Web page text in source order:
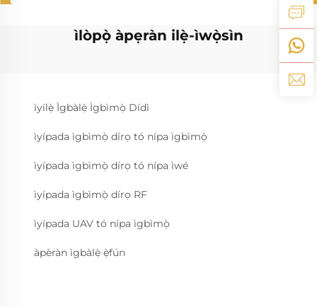
ìlòpọ̀ àpẹràn ilẹ̀-ìwọ̀sìn
ìyílẹ̀ Ìgbàlẹ̀ Ìgbìmọ̀ Dídì
ìyípada ìgbìmọ̀ dírọ tó nípa ìgbìmọ̀
ìyípada ìgbìmọ̀ dírọ tó nípa ìwé
ìyípada ìgbìmọ̀ dírọ RF
ìyípada UAV tó nípa ìgbìmọ̀
àpèràn ìgbàlẹ̀ ẹ̀fún